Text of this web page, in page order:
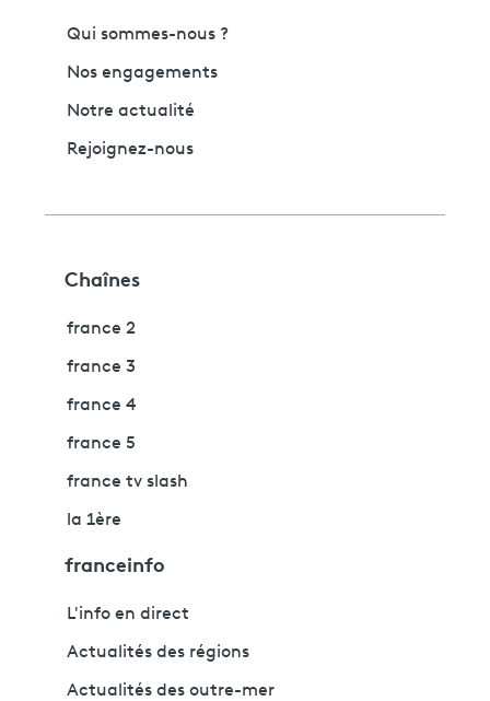
Qui sommes-nous ?
Nos engagements
Notre actualité
Rejoignez-nous
Chaînes
france 2
france 3
france 4
france 5
france tv slash
la 1ère
franceinfo
L'info en direct
Actualités des régions
Actualités des outre-mer